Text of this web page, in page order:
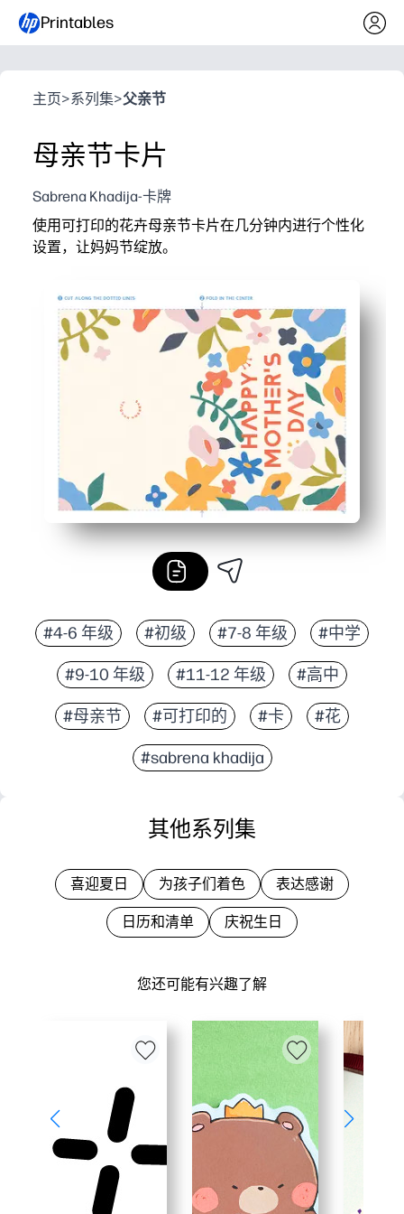
Printables
主页>系列集>父亲节
母亲节卡片
Sabrena Khadija-卡牌
使用可打印的花卉母亲节卡片在几分钟内进行个性化
设置，让妈妈节绽放。
适合儿童-孩子们可以添加信息、涂鸦或贴纸，使其成
教室和家里都准备好了——非常适合课堂项目、家庭礼
高品质纪念品——清晰的花卉图案是妈妈一定会珍藏的精
#4-6 年级 #初级 #7-8 年级 #中学
#9-10 年级 #11-12 年级 #高中
#母亲节 #可打印的 #卡 #花
#sabrena khadija
您还可能有兴趣了解
其他系列集
喜迎夏日 为孩子们着色 表达感谢
日历和清单 庆祝生日